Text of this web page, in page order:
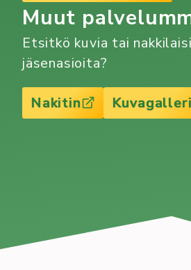
Muut
Etsitkö kuvia tai
jäsenasioita?
Nakitin